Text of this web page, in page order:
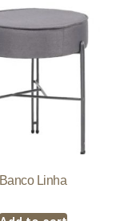
Banco Linha